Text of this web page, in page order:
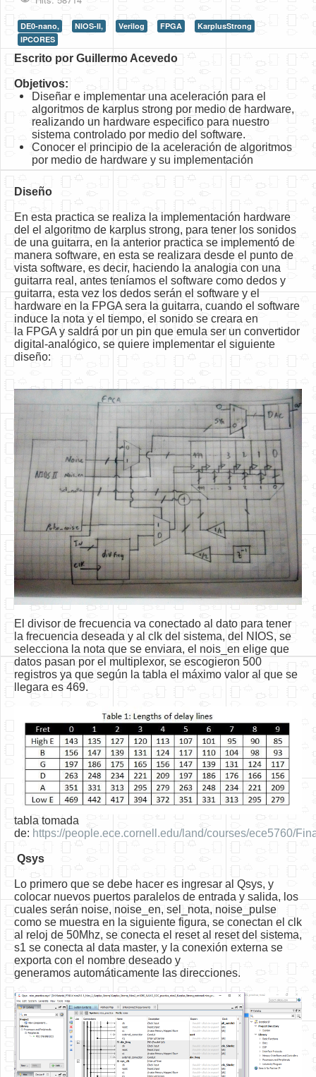
HLS
HLS Intro
Projects
Simple Video Game
Wav player
Accelerometer Vpython
Mandelbrot
PS2 Controller Interface
PC Engine
N64 Controller Module
PSP Screen
Software
Coding USB-Serial using Android Studio
OS
Misc
Legacy
About us
Donate
Contact Us
Terms and Conditions
Privacy Policy
DE0-nano, NIOS-II, Verilog FPGA
KarplusStrong
IPCORES
Escrito por Guillermo Acevedo
Objetivos:
Diseñar e implementar una aceleración para el
algoritmos de karplus strong por medio de hardware,
realizando un hardware especifico para nuestro
sistema controlado por medio del software.
Conocer el principio de la aceleración de algoritmos
por medio de hardware y su implementación
Diseño
En esta practica se realiza la implementación hardware
del el algoritmo de karplus strong, para tener los sonidos
de una guitarra, en la anterior practica se implementó de
manera software, en esta se realizara desde el punto de
vista software, es decir, haciendo la analogia con una
guitarra real, antes teníamos el software como dedos y
guitarra, esta vez los dedos serán el software y el
hardware en la FPGA sera la guitarra, cuando el software
induce la nota y el tiempo, el sonido se creara en
la FPGA y saldrá por un pin que emula ser un convertidor
digital-analógico, se quiere implementar el siguiente
diseño:
El divisor de frecuencia va conectado al dato para tener
la frecuencia deseada y al clk del sistema, del NIOS, se
selecciona la nota que se enviara, el nois_en elige que
datos pasan por el multiplexor, se escogieron 500
registros ya que según la tabla el máximo valor al que se
llegara es 469.
tabla tomada
de: https://people.ece.cornell.edu/land/courses/ece5760/
Qsys
Lo primero que se debe hacer es ingresar al Qsys, y
colocar nuevos puertos paralelos de entrada y salida, los
cuales serán noise, noise_en, sel_nota, noise_pulse
como se muestra en la siguiente figura, se conectan el clk
al reloj de 50Mhz, se conecta el reset al reset del sistema,
s1 se conecta al data master, y la conexión externa se
exporta con el nombre deseado y
generamos automáticamente las direcciones.